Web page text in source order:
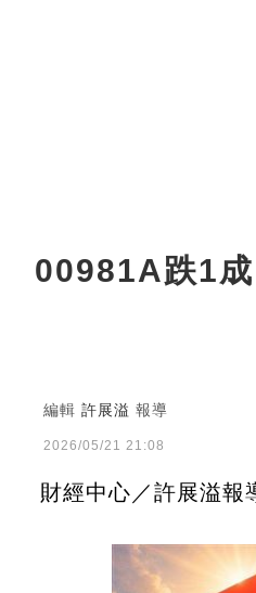
00981A跌1
編輯 許展溢 報導
2026/05/21 21:08
財經中心／許展溢報